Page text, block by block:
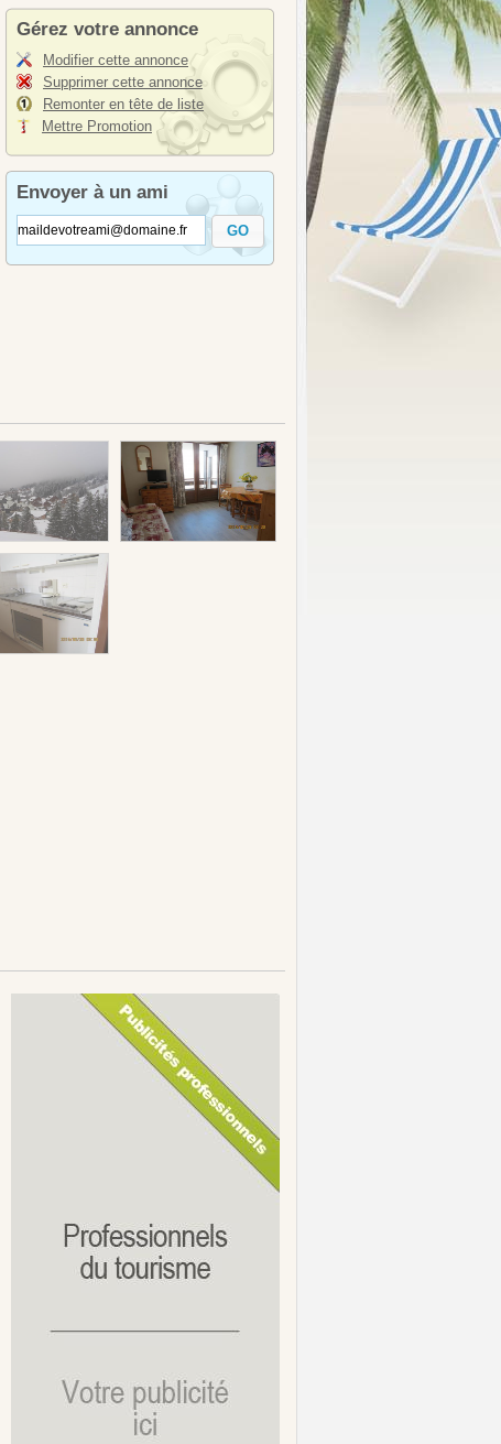
Gérez votre annonce
Modifier cette annonce
Supprimer cette annonce
Remonter en tête de liste
Mettre Promotion
Envoyer à un ami
GO